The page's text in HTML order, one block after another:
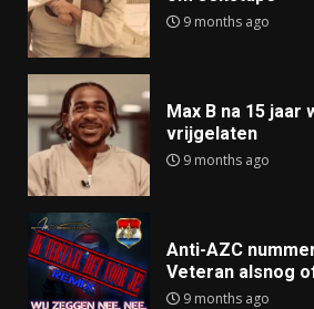
9 months ago
Max B na 15 jaar
vrijgelaten
9 months ago
Anti-AZC
Veteran alsnog
9 months ago